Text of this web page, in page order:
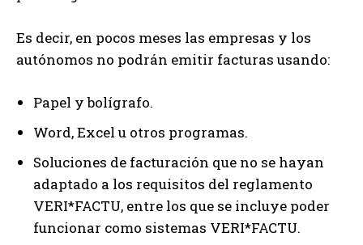
Es decir, en pocos meses las empresas y los
autónomos no podrán emitir facturas usando:
Papel y bolígrafo.
Word, Excel u otros programas.
Soluciones de facturación que no se hayan
adaptado a los requisitos del reglamento
VERI*FACTU, entre los que se incluye poder
funcionar como sistemas VERI*FACTU.